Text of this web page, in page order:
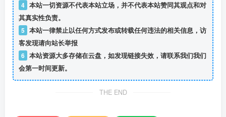
4 本站一切资源不代表本站立场，并不代表本站赞同其观点和对
其真实性负责。
5 本站一律禁止以任何方式发布或转载任何违法的相关信息，访
客发现请向站长举报
6 本站资源大多存储在云盘，如发现链接失效，请联系我们我们
会第一时间更新。
THE END